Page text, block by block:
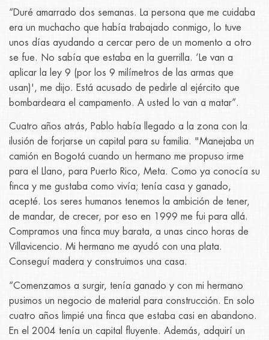
“Duré amarrado dos semanas. La persona que me cuidaba
era un muchacho que había trabajado conmigo, lo tuve
unos días ayudando a cercar pero de un momento a otro
se fue. No sabía que estaba en la guerrilla. ‘Le van a
aplicar la ley 9 (por los 9 milímetros de las armas que
usan)', me dijo. Está acusado de pedirle al ejército que
bombardeara el campamento. A usted lo van a matar”.
Cuatro años atrás, Pablo había llegado a la zona con la
ilusión de forjarse un capital para su familia. "Manejaba un
camión en Bogotá cuando un hermano me propuso irme
para el Llano, para Puerto Rico, Meta. Como ya conocía su
finca y me gustaba como vivía; tenía casa y ganado,
acepté. Los seres humanos tenemos la ambición de tener,
de mandar, de crecer, por eso en 1999 me fui para allá.
Compramos una finca muy barata, a unas cinco horas de
Villavicencio. Mi hermano me ayudó con una plata.
Conseguí madera y construimos una casa.
“Comenzamos a surgir, tenía ganado y con mi hermano
pusimos un negocio de material para construcción. En solo
cuatro años limpié una finca que estaba casi en abandono.
En el 2004 tenía un capital fluyente. Además, adquirí un